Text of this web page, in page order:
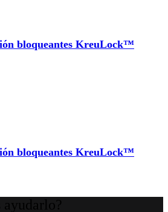
bloqueantes KreuLock™
bloqueantes KreuLock™